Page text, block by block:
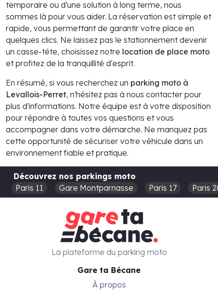
temporaire ou d'une solution à long terme, nous
sommes là pour vous aider. La réservation est simple et
rapide, vous permettant de garantir votre place en
quelques clics. Ne laissez pas le stationnement devenir
un casse-tête, choisissez notre location de place moto
et profitez de la tranquillité d'esprit.
En résumé, si vous recherchez un parking moto à
Levallois-Perret, n'hésitez pas à nous contacter pour
plus d'informations. Notre équipe est à votre disposition
pour répondre à toutes vos questions et vous
accompagner dans votre démarche. Ne manquez pas
cette opportunité de sécuriser votre véhicule dans un
environnement fiable et pratique.
Découvrez nos parkings moto
Paris 11
Gare Montparnasse Paris 17 Paris
Gare ta Bécane
À propos
La plateforme du parking moto